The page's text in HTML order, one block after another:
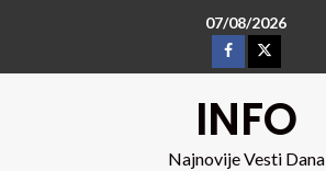
07/08/2026
INFO
Najnovije Vesti Dana